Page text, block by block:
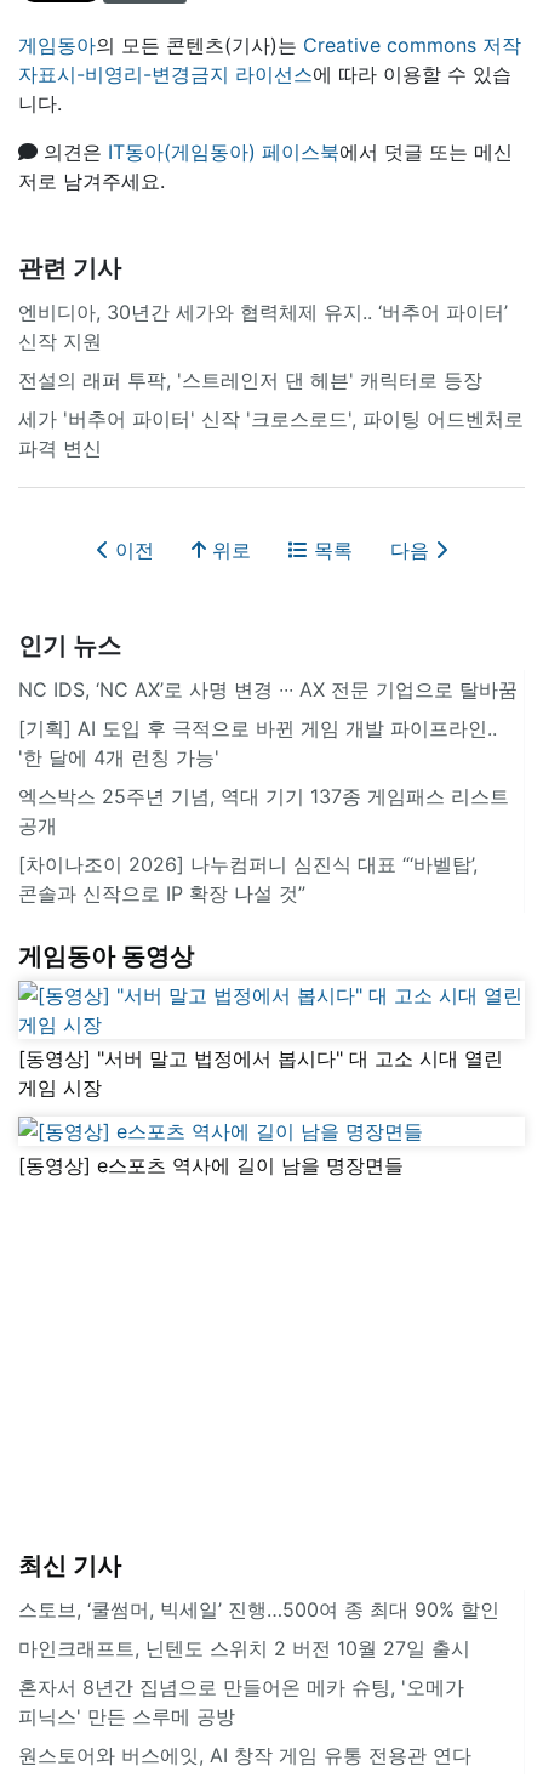
게임동아의 모든 콘텐츠(기사)는 Creative commons 저작
자표시-비영리-변경금지 라이선스에 따라 이용할 수 있습
니다.
의견은 IT동아(게임동아) 페이스북에서 덧글 또는 메신
저로 남겨주세요.
관련 기사
엔비디아, 30년간 세가와 협력체제 유지.. ‘버추어 파이터’
신작 지원
전설의 래퍼 투팍, '스트레인저 댄 헤븐' 캐릭터로 등장
세가 '버추어 파이터' 신작 '크로스로드', 파이팅 어드벤처로
파격 변신
이전 위로 목록 다음
인기 뉴스
NC IDS, ‘NC AX’로 사명 변경 ∙∙∙ AX 전문 기업으로 탈바꿈
[기획] AI 도입 후 극적으로 바뀐 게임 개발 파이프라인..
'한 달에 4개 런칭 가능'
엑스박스 25주년 기념, 역대 기기 137종 게임패스 리스트
공개
[차이나조이 2026] 나누컴퍼니 심진식 대표 “‘바벨탑’,
콘솔과 신작으로 IP 확장 나설 것”
게임동아 동영상
[동영상] "서버 말고 법정에서 봅시다" 대 고소 시대 열린
게임 시장
[동영상] e스포츠 역사에 길이 남을 명장면들
최신 기사
스토브, ‘쿨썸머, 빅세일’ 진행…500여 종 최대 90% 할인
마인크래프트, 닌텐도 스위치 2 버전 10월 27일 출시
혼자서 8년간 집념으로 만들어온 메카 슈팅, '오메가
피닉스' 만든 스루메 공방
원스토어와 버스에잇, AI 창작 게임 유통 전용관 연다